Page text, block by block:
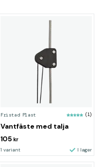
Fristad Plast (1)
Vantfäste med talja
105 kr
1 variant I lager